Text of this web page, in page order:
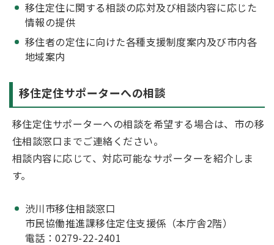
移住定住に関する相談の応対及び相談内容に応じた
情報の提供
移住者の定住に向けた各種支援制度案内及び市内各
地域案内
移住定住サポーターへの相談
移住定住サポーターへの相談を希望する場合は、市の移
住相談窓口までご連絡ください。
相談内容に応じて、対応可能なサポーターを紹介しま
す。
渋川市移住相談窓口
市民協働推進課移住定住支援係（本庁舎2階）
電話：0279-22-2401